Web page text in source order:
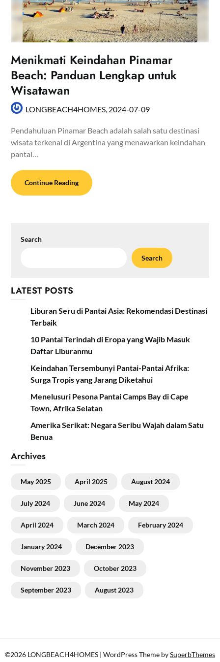
Menikmati Keindahan Pinamar
Beach: Panduan Lengkap untuk
Wisatawan
LONGBEACH4HOMES, 2024-07-09
Pendahuluan Pinamar Beach adalah salah satu destinasi
wisata terkenal di Argentina yang menawarkan keindahan
pantai…
Continue Reading
Search
Search
LATEST POSTS
Liburan Seru di Pantai Asia: Rekomendasi Destinasi
Terbaik
10 Pantai Terindah di Eropa yang Wajib Masuk
Daftar Liburanmu
Keindahan Tersembunyi Pantai-Pantai Afrika:
Surga Tropis yang Jarang Diketahui
Menelusuri Pesona Pantai Camps Bay di Cape
Town, Afrika Selatan
Amerika Serikat: Negara Seribu Wajah dalam Satu
Benua
Archives
May 2025 April 2025 August 2024
July 2024 June 2024 May 2024
April 2024 March 2024 February 2024
January 2024 December 2023
November 2023 October 2023
September 2023 August 2023
©2026 LONGBEACH4HOMES | WordPress Theme bySuperbThemes